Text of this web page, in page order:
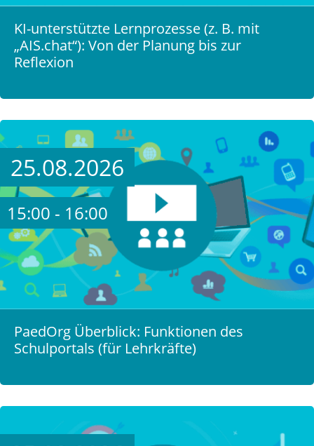
KI-unterstützte Lernprozesse (z. B. mit
„AIS.chat“): Von der Planung bis zur
Reflexion
25.08.2026
15:00 - 16:00
PaedOrg Überblick: Funktionen des
Schulportals (für Lehrkräfte)